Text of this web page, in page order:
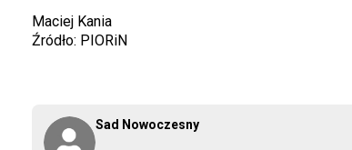
Sad Nowoczesny
Maciej Kania
Źródło: PIORiN